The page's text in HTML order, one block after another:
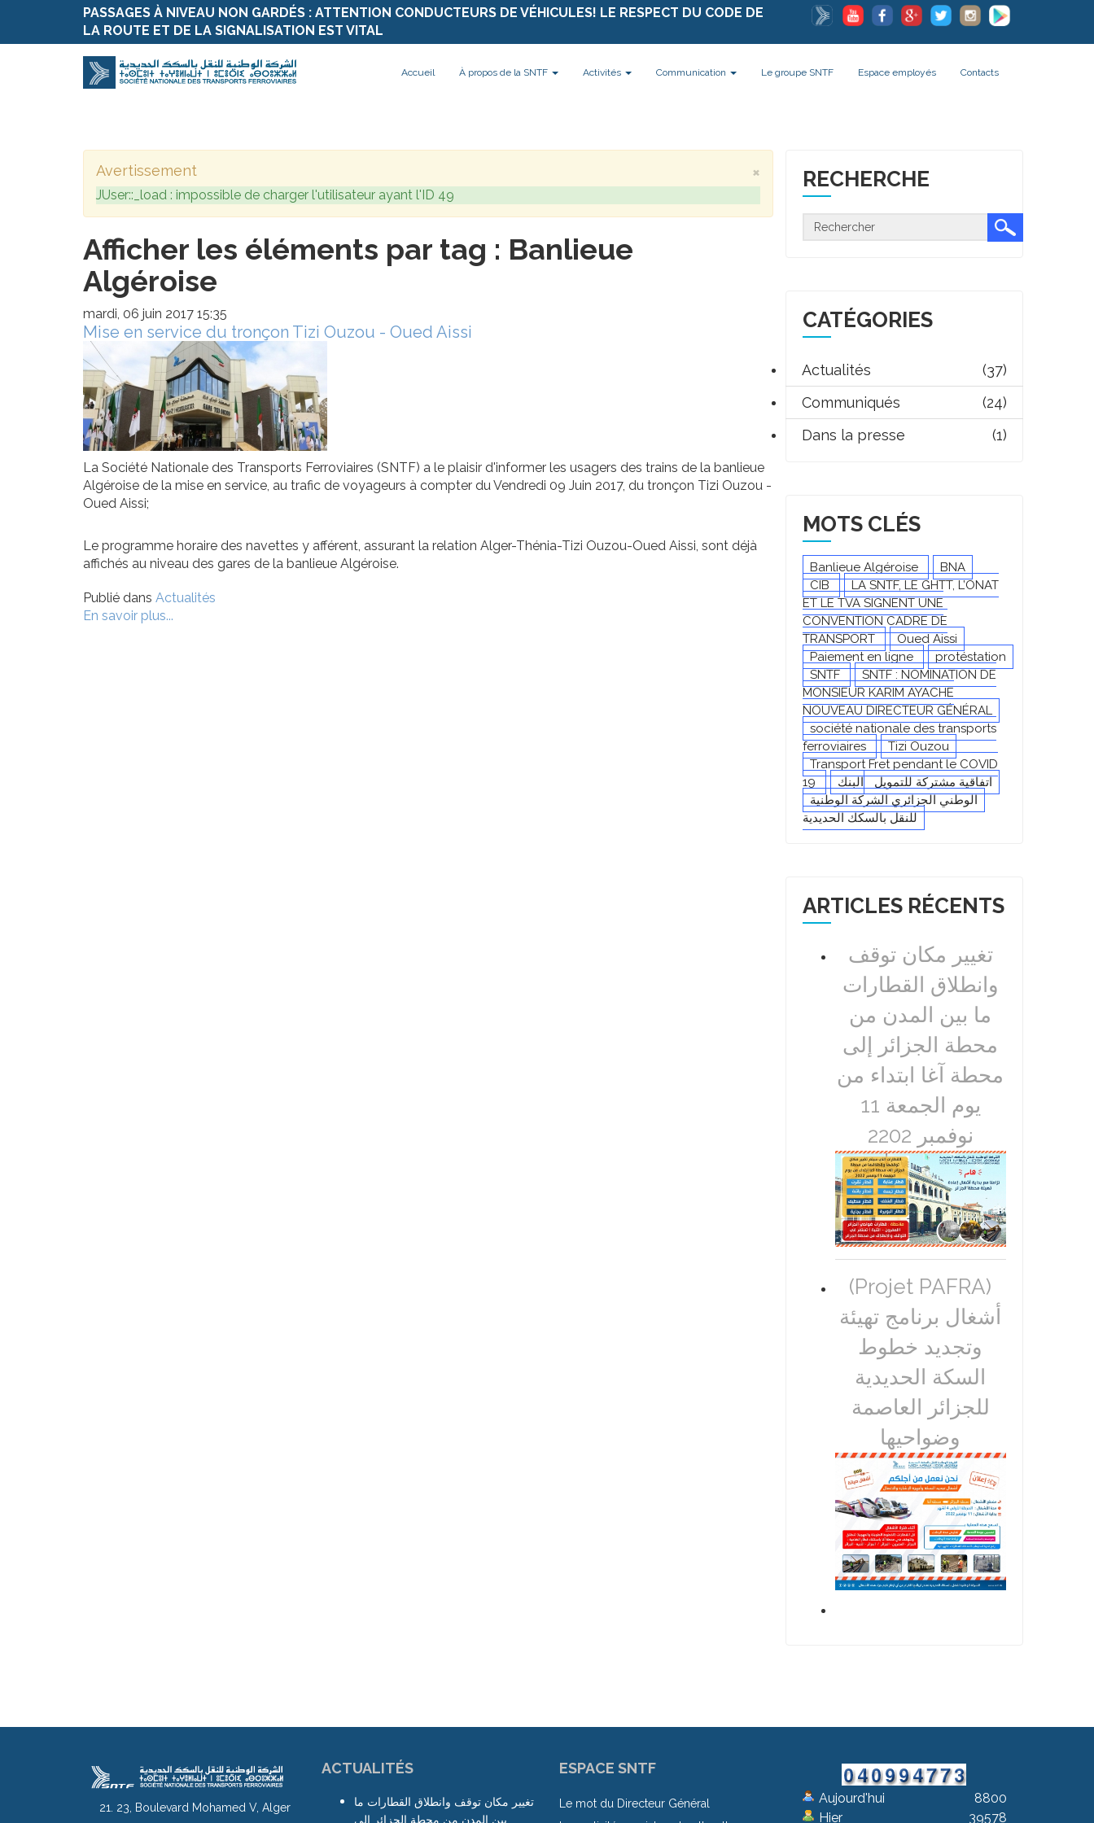
PASSAGES À NIVEAU NON GARDÉS : ATTENTION CONDUCTEURS DE VÉHICULES! LE RESPECT DU CODE DE
LA ROUTE ET DE LA SIGNALISATION EST VITAL
Accueil À propos de la SNTF Activités Communication Le groupe SNTF Espace employés Contacts
×
Avertissement
JUser::_load : impossible de charger l'utilisateur ayant l'ID 49
Afficher les éléments par tag : Banlieue
Algéroise
mardi, 06 juin 2017 15:35
Mise en service du tronçon Tizi Ouzou - Oued Aissi
La Société Nationale des Transports Ferroviaires (SNTF) a le plaisir d'informer les usagers des trains de la banlieue
Algéroise de la mise en service, au trafic de voyageurs à compter du Vendredi 09 Juin 2017, du tronçon Tizi Ouzou -
Oued Aissi;
Le programme horaire des navettes y afférent, assurant la relation Alger-Thénia-Tizi Ouzou-Oued Aissi, sont déjà
affichés au niveau des gares de la banlieue Algéroise.
Publié dans Actualités
En savoir plus...
RECHERCHE
CATÉGORIES
Actualités
(37)
Communiqués
(24)
Dans la presse
(1)
MOTS CLÉS
Banlieue Algéroise
BNA
CIB
LA SNTF, LE GHTT, L’ONAT
ET LE TVA SIGNENT UNE
CONVENTION CADRE DE
TRANSPORT
Oued Aissi
Paiement en ligne
protéstation
SNTF
SNTF : NOMINATION DE
MONSIEUR KARIM AYACHE
NOUVEAU DIRECTEUR GÉNÉRAL
société nationale des transports
ferroviaires
Tizi Ouzou
Transport Fret pendant le COVID
19
اتفاقية مشتركة للتمويل
البنك
الوطني الجزائري الشركة الوطنية
للنقل بالسكك الحديدية
ARTICLES RÉCENTS
تغيير مكان توقف
وانطلاق القطارات
ما بين المدن من
محطة الجزائر إلى
محطة آغا ابتداء من
يوم الجمعة 11
نوفمبر 2202
(Projet PAFRA)
أشغال برنامج تهيئة
وتجديد خطوط
السكة الحديدية
للجزائر العاصمة
وضواحيها
21. 23, Boulevard Mohamed V, Alger
ACTUALITÉS
تغيير مكان توقف وانطلاق القطارات ما
بين المدن من محطة الجزائر إلى
ESPACE SNTF
Le mot du Directeur Général
Aujourd'hui
Hier
8800
39578